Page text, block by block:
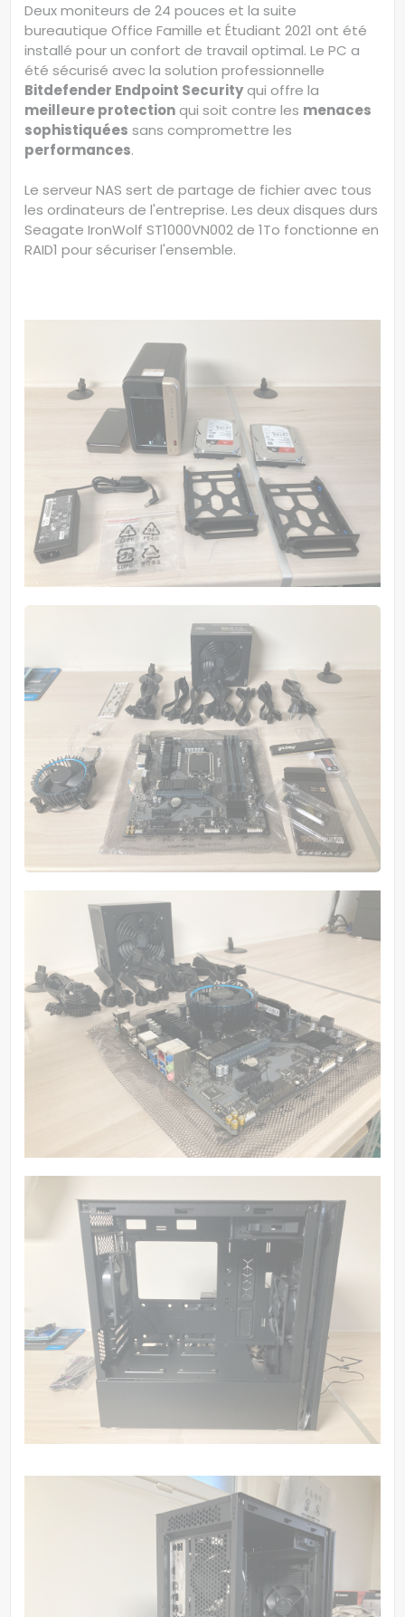
Deux moniteurs de 24 pouces et la suite
bureautique Office Famille et Étudiant 2021 ont été
installé pour un confort de travail optimal. Le PC a
été sécurisé avec la solution professionnelle
Bitdefender Endpoint Securityqui offre la
meilleure protectionqui soit contre les menaces
sophistiquées sans compromettre les
performances.
Le serveur NAS sert de partage de fichier avec tous
les ordinateurs de l'entreprise. Les deux disques durs
Seagate IronWolf ST1000VN002 de 1To fonctionne en
RAID1 pour sécuriser l'ensemble.